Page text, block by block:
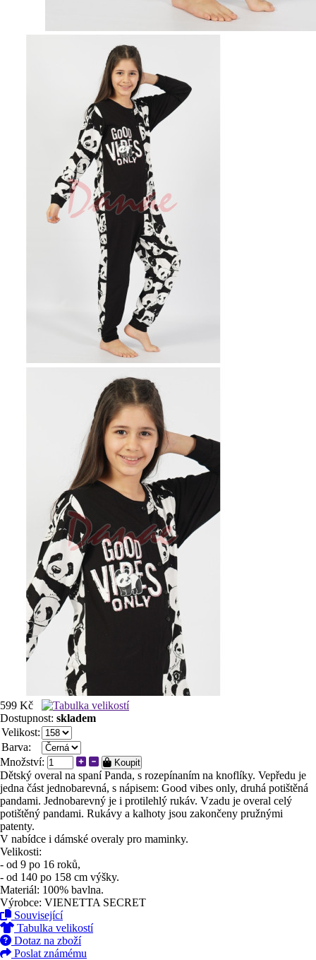
599 Kč
Dostupnost: skladem
Velikost:
Barva:
Množství:
Koupit
Dětský overal na spaní Panda, s rozepínaním na knoflíky. Vepředu je
jedna část jednobarevná, s nápisem: Good vibes only, druhá potištěná
pandami. Jednobarevný je i protilehlý rukáv. Vzadu je overal celý
potištěný pandami. Rukávy a kalhoty jsou zakončeny pružnými
patenty.
V nabídce i dámské overaly pro maminky.
Velikosti:
- od 9 po 16 roků,
- od 140 po 158 cm výšky.
Materiál: 100% bavlna.
Výrobce: VIENETTA SECRET
Související
Tabulka velikostí
Dotaz na zboží
Poslat známému